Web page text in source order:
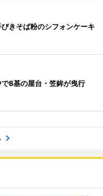
きそば粉のシフォンケーキ
で8基の屋台・笠鉾が曳行